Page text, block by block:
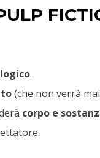
.
(che non verrà
corpo e